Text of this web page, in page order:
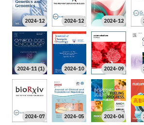
2024-12 2024-12 2024-12
2024-11 (1) 2024-10 2024-09
2024-07 2024-05 2024-04
高影